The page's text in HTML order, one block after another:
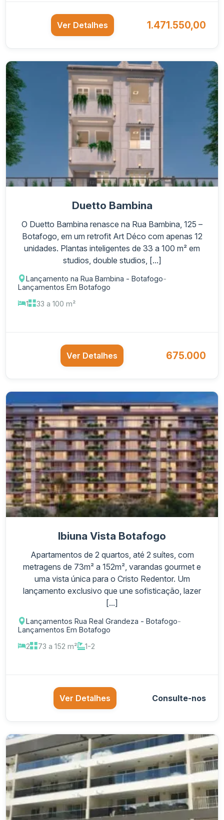
Ver Detalhes 1.471.550,00
Duetto Bambina
O Duetto Bambina renasce na Rua Bambina, 125 –
Botafogo, em um retrofit Art Déco com apenas 12
unidades. Plantas inteligentes de 33 a 100 m² em
studios, double studios, [...]
Lançamento na Rua Bambina - Botafogo-
Lançamentos Em Botafogo
1
33 a 100 m²
Ver Detalhes 675.000
Ibiuna Vista Botafogo
Apartamentos de 2 quartos, até 2 suítes, com
metragens de 73m² a 152m², varandas gourmet e
uma vista única para o Cristo Redentor. Um
lançamento exclusivo que une sofisticação, lazer
[...]
Lançamentos Rua Real Grandeza - Botafogo-
Lançamentos Em Botafogo
2
73 a 152 m² 1-2
Ver Detalhes Consulte-nos